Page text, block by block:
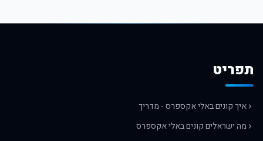
תפריט
איך קונים באלי אקספרס - מדריך
מה ישראלים קונים באלי אקספרס